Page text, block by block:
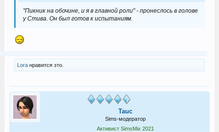
"Пикник на обочине, и я в главной роли" - пронеслось в голове
у Стива. Он был готов к испытаниям.
Loraнравится это.
Tauc
Sims-модератор
Активист SimsMix 2021